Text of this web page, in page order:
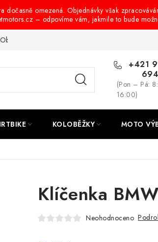
dočasně omezená. Objednávky však
– odpovíme vám, jakmile to bude
Obchodní podmínky Podmínky ochrany
+421
694
(Pon – Pá:
16:00)
KOLOBĚŽKY MOTO
Klíčenka BMW
Neohodnoceno